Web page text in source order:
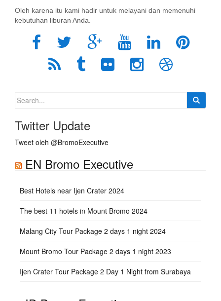
Oleh karena itu kami hadir untuk melayani dan memenuhi
kebutuhan liburan Anda.
Search
for:
Twitter Update
Tweet oleh @BromoExecutive
EN Bromo Executive
Best Hotels near Ijen Crater 2024
The best 11 hotels in Mount Bromo 2024
Malang City Tour Package 2 days 1 night 2024
Mount Bromo Tour Package 2 days 1 night 2023
Ijen Crater Tour Package 2 Day 1 Night from Surabaya